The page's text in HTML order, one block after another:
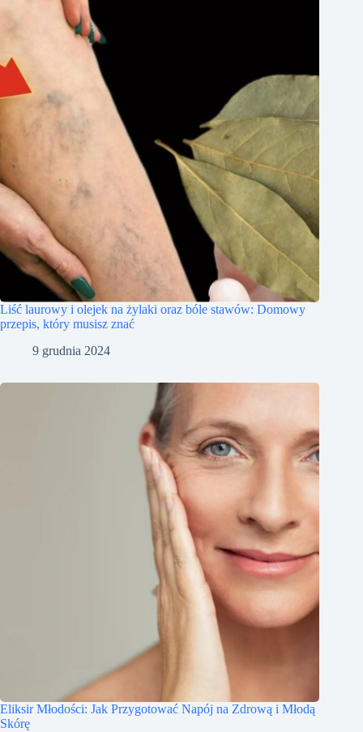
Liść laurowy i olejek na żylaki oraz bóle stawów: Domowy
przepis, który musisz znać
9 grudnia 2024
Eliksir Młodości: Jak Przygotować Napój na Zdrową i Młodą
Skórę